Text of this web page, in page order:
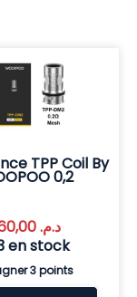
TPP Coil By
0,2
د.م.60,00
en stock
3 points